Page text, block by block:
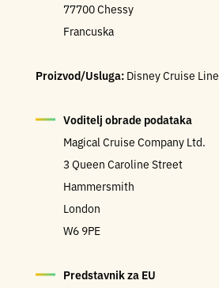
77700 Chessy
Francuska
Proizvod/Usluga: Disney Cruise Line
Voditelj obrade podataka
Magical Cruise Company Ltd.
3 Queen Caroline Street
Hammersmith
London
W6 9PE
Predstavnik za EU